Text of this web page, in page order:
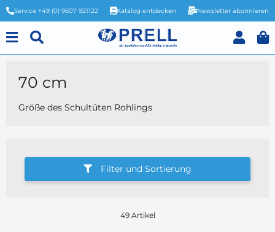
Service +49 (0) 9607 921122 Katalog entdecken Newsletter abonnieren
70 cm
Größe des Schultüten Rohlings
Filter und Sortierung
49 Artikel